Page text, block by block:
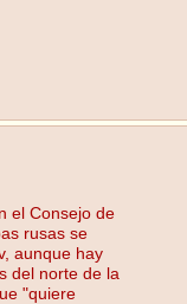
el Consejo de
rusas se
aunque hay
del norte de la
"quiere